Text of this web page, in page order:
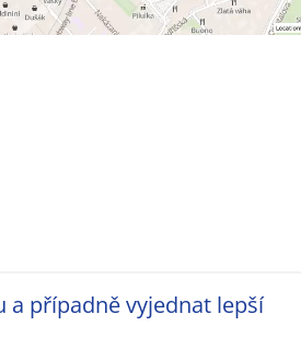
a případně vyjednat lepší